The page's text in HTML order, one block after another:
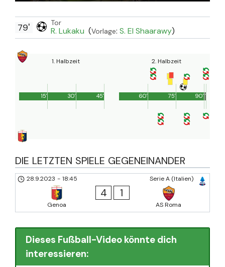
Tor
R. Lukaku (Vorlage: S. El Shaarawy)
79'
1. Halbzeit
45'
15' 30'
2. Halbzeit
90'
60' 75' 1'
DIE LETZTEN SPIELE GEGENEINANDER
Serie A (Italien)
28.9.2023 - 18:45
Genoa
4 1
AS Roma
Dieses Fußball-Video könnte dich
interessieren: